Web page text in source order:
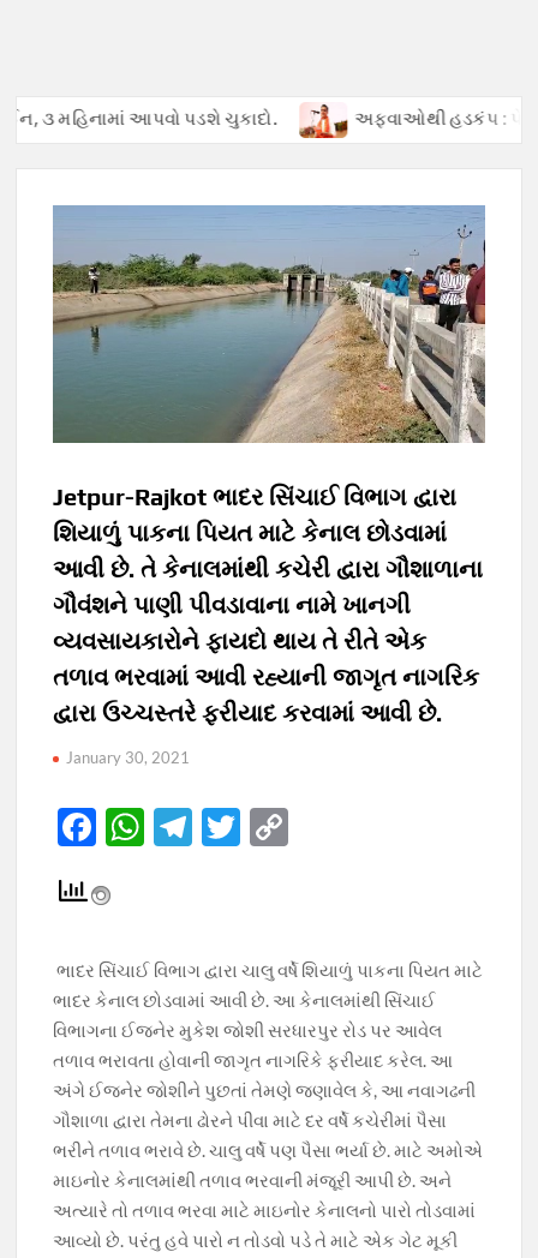
આપવો પડશે ચુકાદો. અફવાઓથી હડકંપ : પેટ્રોલ ખૂટ્યાની ખોટી
Jetpur-Rajkot ભાદર સિંચાઈ વિભાગ દ્વારા
શિયાળું પાકના પિયત માટે કેનાલ છોડવામાં
આવી છે. તે કેનાલમાંથી કચેરી દ્વારા ગૌશાળાના
ગૌવંશને પાણી પીવડાવાના નામે ખાનગી
વ્યવસાયકારોને ફાયદો થાય તે રીતે એક
તળાવ ભરવામાં આવી રહ્યાની જાગૃત નાગરિક
દ્વારા ઉચ્ચસ્તરે ફરીયાદ કરવામાં આવી છે.
January 30, 2021
F
e
o
o
k
W
A
p
p
T
a
m
T
Li
n
k
ભાદર સિંચાઈ વિભાગ દ્વારા ચાલુ વર્ષે શિયાળું પાકના પિયત માટે
ભાદર કેનાલ છોડવામાં આવી છે. આ કેનાલમાંથી સિંચાઈ
વિભાગના ઈજનેર મુકેશ જોશી સરધારપુર રોડ પર આવેલ
તળાવ ભરાવતા હોવાની જાગૃત નાગરિકે ફરીયાદ કરેલ. આ
અંગે ઈજનેર જોશીને પુછતાં તેમણે જણાવેલ કે, આ નવાગઢની
ગૌશાળા દ્વારા તેમના ઢોરને પીવા માટે દર વર્ષે કચેરીમાં પૈસા
ભરીને તળાવ ભરાવે છે. ચાલુ વર્ષે પણ પૈસા ભર્યા છે. માટે અમોએ
માઇનોર કેનાલમાંથી તળાવ ભરવાની મંજૂરી આપી છે. અને
અત્યારે તો તળાવ ભરવા માટે માઇનોર કેનાલનો પારો તોડવામાં
આવ્યો છે. પરંતુ હવે પારો ન તોડવો પડે તે માટે એક ગેટ મૂકી